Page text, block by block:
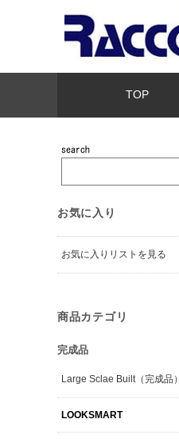
TOP
お気に入り
お気に入りリストを見る
商品カテゴリ
完成品
Large Sclae Built（完成品）
LOOKSMART